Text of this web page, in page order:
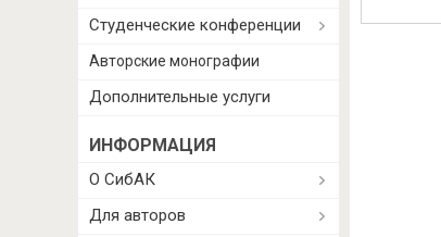
Студенческие конференции
Авторские монографии
Дополнительные услуги
ИНФОРМАЦИЯ
О СибАК
Для авторов